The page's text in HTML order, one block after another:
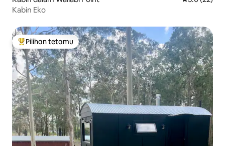
Kabin Eko
Pilihan utama tetamu
Pilihan tetamu